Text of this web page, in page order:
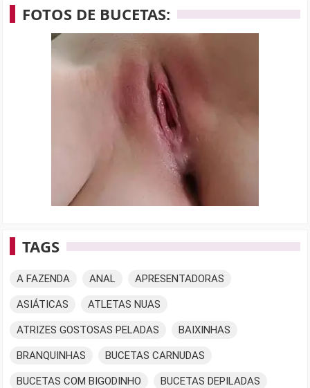
FOTOS DE BUCETAS:
TAGS
A FAZENDA ANAL APRESENTADORAS
ASIÁTICAS ATLETAS NUAS
ATRIZES GOSTOSAS PELADAS BAIXINHAS
BRANQUINHAS BUCETAS CARNUDAS
BUCETAS COM BIGODINHO BUCETAS DEPILADAS